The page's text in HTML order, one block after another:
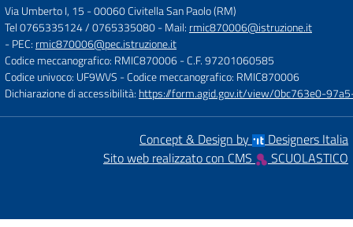
Via Umberto I, 15 -00060 Civitella San Paolo (RM)
Tel 0765335124 / 0765335080- Mail: rmic870006@istruzione.it
- PEC: rmic870006@pec.istruzione.it
Codice meccanografico: RMIC870006- C.F. 97201060585
Codice univoco: UF9WVS - Codice meccanografico: RMIC870006
Dichiarazione di accessibilità: https://form.agid.gov.it/view/0bc763e0-
Concept & Design by
Designers Italia
Sito web realizzato con CMS
SCUOLASTICO